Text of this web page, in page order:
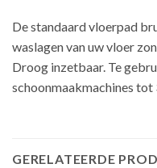
De standaard vloerpad
waslagen van uw vloer
Droog inzetbaar. Te
schoonmaakmachines tot
GERELATEERDE